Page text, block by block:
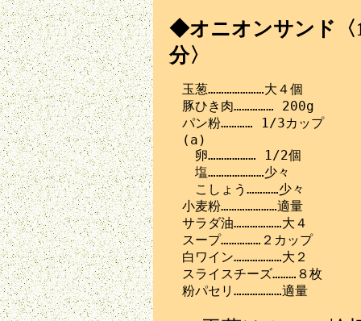
◆オニオンサンド〈
分〉
玉葱…………………大４個
豚ひき肉…………… 200g
パン粉………… 1/3カップ
(a)
卵……………… 1/2個
塩…………………少々
こしょう…………少々
小麦粉…………………適量
サラダ油………………大４
スープ……………２カップ
白ワイン………………大２
スライスチーズ………８枚